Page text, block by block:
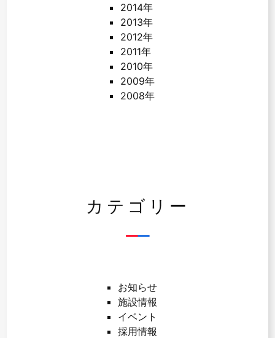
2014年
2013年
2012年
2011年
2010年
2009年
2008年
カテゴリー
お知らせ
施設情報
イベント
採用情報